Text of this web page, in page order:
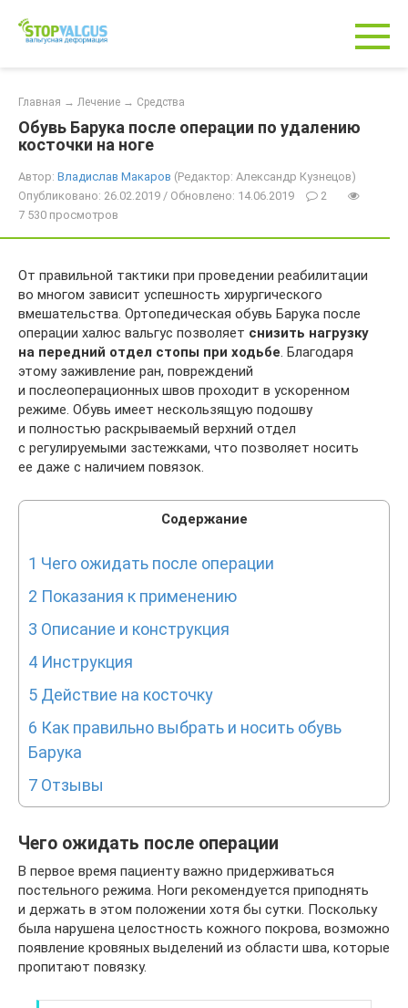
контенту
Главная → Лечение → Средства
Обувь Барука после операции по удалению
косточки на ноге
Автор: Владислав Макаров (Редактор: Александр Кузнецов)
Опубликовано: 26.02.2019 / Обновлено: 14.06.2019
2
7 530 просмотров
От правильной тактики при проведении реабилитации
во многом зависит успешность хирургического
вмешательства. Ортопедическая обувь Барука после
операции халюс вальгус позволяет снизить нагрузку
на передний отдел стопы при ходьбе . Благодаря
этому заживление ран, повреждений
и послеоперационных швов проходит в ускоренном
режиме. Обувь имеет нескользящую подошву
и полностью раскрываемый верхний отдел
с регулируемыми застежками, что позволяет носить
ее даже с наличием повязок.
Содержание
1 Чего ожидать после операции
2 Показания к применению
3 Описание и конструкция
4 Инструкция
5 Действие на косточку
6 Как правильно выбрать и носить обувь
Барука
7 Отзывы
Чего ожидать после операции
В первое время пациенту важно придерживаться
постельного режима. Ноги рекомендуется приподнять
и держать в этом положении хотя бы сутки. Поскольку
была нарушена целостность кожного покрова, возможно
появление кровяных выделений из области шва, которые
пропитают повязку.